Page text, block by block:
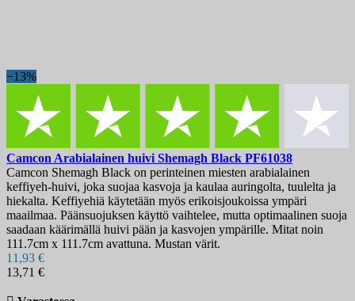
−13%
Camcon Arabialainen huivi Shemagh Black PF61038
Camcon Shemagh Black on perinteinen miesten arabialainen
keffiyeh-huivi, joka suojaa kasvoja ja kaulaa auringolta, tuulelta ja
hiekalta. Keffiyehiä käytetään myös erikoisjoukoissa ympäri
maailmaa. Päänsuojuksen käyttö vaihtelee, mutta optimaalinen suoja
saadaan käärimällä huivi pään ja kasvojen ympärille. Mitat noin
111.7cm x 111.7cm avattuna. Mustan värit.
11,93 €
13,71 €